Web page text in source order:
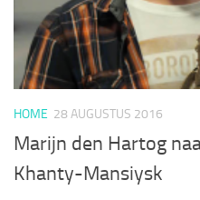
HOME 28 AUGUSTUS 2016
Marijn den Hartog
Khanty-Mansiysk